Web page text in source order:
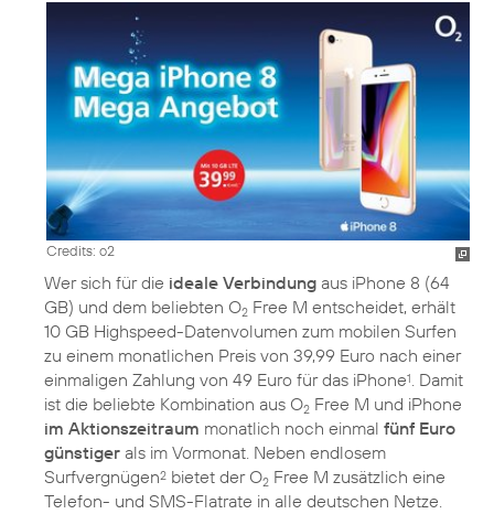
Credits: o2
Wer sich für die ideale Verbindung aus iPhone 8 (64
GB) und dem beliebten O2 Free M entscheidet, erhält
10 GB Highspeed-Datenvolumen zum mobilen Surfen
zu einem monatlichen Preis von 39,99 Euro nach einer
einmaligen Zahlung von 49 Euro für das iPhone1. Damit
ist die beliebte Kombination aus O2 Free M und iPhone
im Aktionszeitraum monatlich noch einmal fünf Euro
günstiger als im Vormonat. Neben endlosem
Surfvergnügen2 bietet der O2 Free M zusätzlich eine
Telefon- und SMS-Flatrate in alle deutschen Netze.